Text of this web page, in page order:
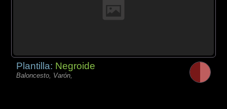
Plantilla: Negroide
Baloncesto, Varón,